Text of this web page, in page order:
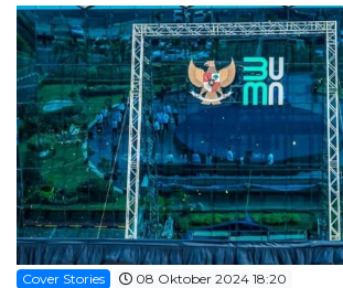
Cover Stories 08 Oktober 2024 18:20